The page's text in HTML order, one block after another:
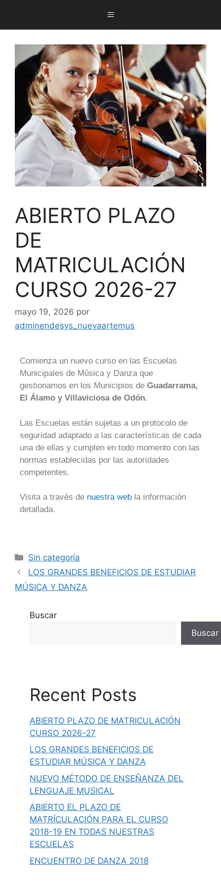
ABIERTO PLAZO
DE
MATRICULACIÓN
CURSO 2026-27
mayo 19, 2026 por
adminendesys_nuevaartemus
Comienza un nuevo curso en las Escuelas
Municipales de Música y Danza que
gestionamos en los Municipios de Guadarrama,
El Álamo y Villaviciosa de Odón.
Las Escuelas están sujetas a un protocolo de
seguridad adaptado a las características de cada
una de ellas y cumplen en todo momento con las
normas establecidas por las autoridades
competentes.
Visita a través de nuestra web la información
detallada.
Sin categoría
LOS GRANDES BENEFICIOS DE ESTUDIAR
MÚSICA Y DANZA
Buscar
Buscar
Recent Posts
ABIERTO PLAZO DE MATRICULACIÓN
CURSO 2026-27
LOS GRANDES BENEFICIOS DE
ESTUDIAR MÚSICA Y DANZA
NUEVO MÉTODO DE ENSEÑANZA DEL
LENGUAJE MUSICAL
ABIERTO EL PLAZO DE
MATRÍCULACIÓN PARA EL CURSO
2018-19 EN TODAS NUESTRAS
ESCUELAS
ENCUENTRO DE DANZA 2018